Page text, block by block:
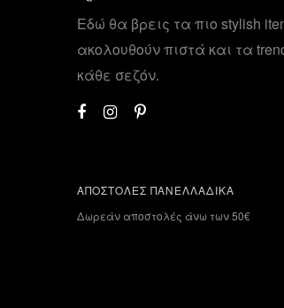
Εδώ θα βρεις τα πιο stylish
ακολουθούν πιστά και τα
κάθε σεζόν.
ΑΠΟΣΤΟΛΕΣ ΠΑΝΕΛΛΑΔΙΚΑ
Δωρεάν αποστολές άνω των 50€